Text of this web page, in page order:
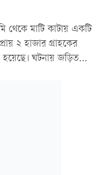
থেকে মাটি কাটায় একটি
২ হাজার গ্রাহকের
হয়েছে। ঘটনায় জড়িত